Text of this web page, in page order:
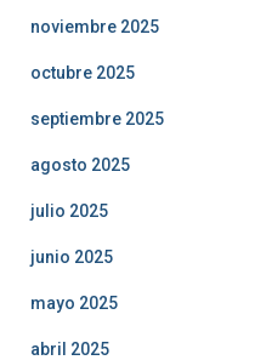
noviembre 2025
octubre 2025
septiembre 2025
agosto 2025
julio 2025
junio 2025
mayo 2025
abril 2025